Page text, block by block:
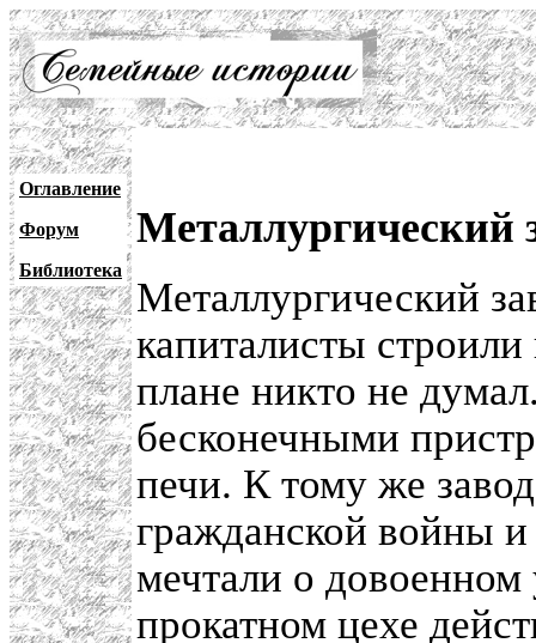
Оглавление
Форум
Библиотека
Металлургический
Металлургический
капиталисты
плане никто не
бесконечными
печи. К тому же
гражданской войны
мечтали о довоенном
прокатном цехе